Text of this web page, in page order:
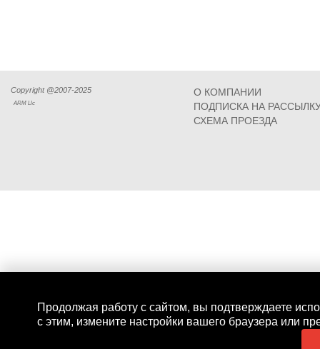
Продолжая работу с сайтом, вы подтверждаете
с этим, измените настройки вашего браузера или
Copyright @2007-2025
ARM Llc
О КОМПАНИИ
ПОДПИСКА НА
СХЕМА ПРОЕЗДА